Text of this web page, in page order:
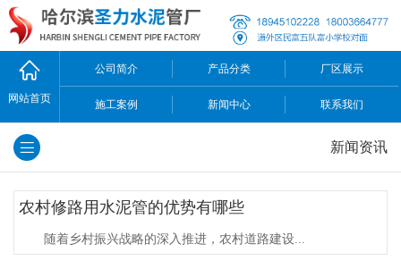
网站首页
公司简介 产品分类 厂区展示
施工案例 新闻中心 联系我们
新闻资讯
农村修路用水泥管的优势有哪些
随着乡村振兴战略的深入推进，农村道路建设...